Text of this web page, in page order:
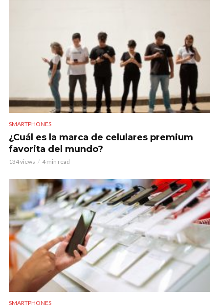
SMARTPHONES
¿Cuál es la marca de celulares premium
favorita del mundo?
134 views 4 min read
SMARTPHONES